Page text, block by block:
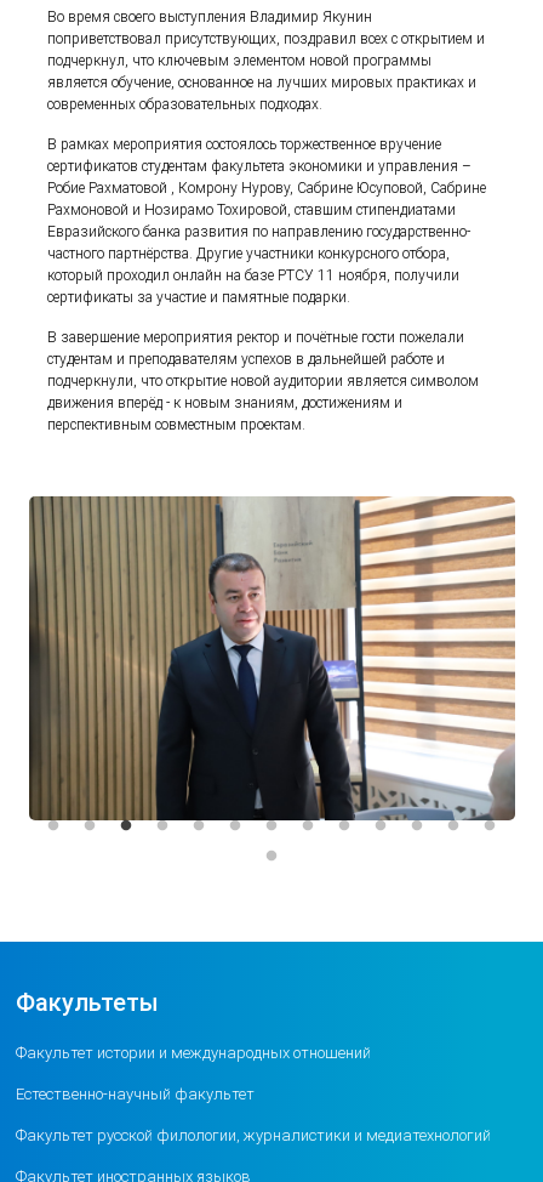
Во время своего выступления Владимир Якунин
поприветствовал присутствующих, поздравил всех с открытием и
подчеркнул, что ключевым элементом новой программы
является обучение, основанное на лучших мировых практиках и
современных образовательных подходах.
В рамках мероприятия состоялось торжественное вручение
сертификатов студентам факультета экономики и управления –
Робие Рахматовой , Комрону Нурову, Сабрине Юсуповой, Сабрине
Рахмоновой и Нозирамо Тохировой, ставшим стипендиатами
Евразийского банка развития по направлению государственно-
частного партнёрства. Другие участники конкурсного отбора,
который проходил онлайн на базе РТСУ 11 ноября, получили
сертификаты за участие и памятные подарки.
В завершение мероприятия ректор и почётные гости пожелали
студентам и преподавателям успехов в дальнейшей работе и
подчеркнули, что открытие новой аудитории является символом
движения вперёд - к новым знаниям, достижениям и
перспективным совместным проектам.
Факультеты
Факультет истории и международных отношений
Естественно-научный факультет
Факультет русской филологии, журналистики и медиатехнологий
Факультет иностранных языков